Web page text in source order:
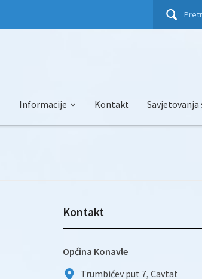
Pretraži:
Informacije Kontakt Savjetovanja
Kontakt
Općina Konavle
Trumbićev put 7, Cavtat